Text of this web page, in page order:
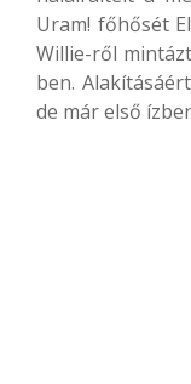
Uram! főhősét
Willie-ről
ben.
de már első